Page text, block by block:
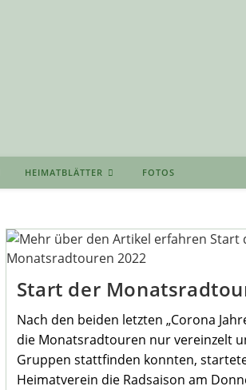
HEIMATBLÄTTER FOTOS
Start der
Nach den beiden letzten „Corona
die Monatsradtouren nur vereinzelt
Gruppen stattfinden konnten,
Heimatverein die Radsaison am